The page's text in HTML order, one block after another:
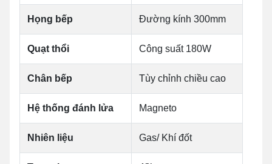
Họng bếp Đường kính 300mm
Quạt thổi Công suất 180W
Chân bếp Tùy chỉnh chiều cao
Hệ thống đánh lửa Magneto
Nhiên liệu Gas/ Khí đốt